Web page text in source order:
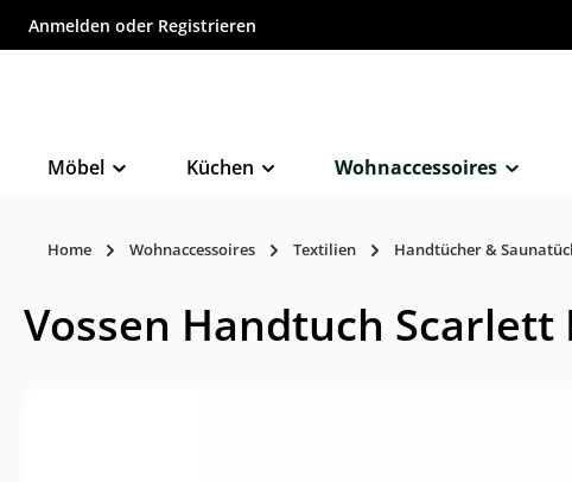
springen
Anmelden oder Registrieren
Möbel Küchen Wohnaccessoires
Home Wohnaccessoires Textilien Handtücher &
Vossen Handtuch